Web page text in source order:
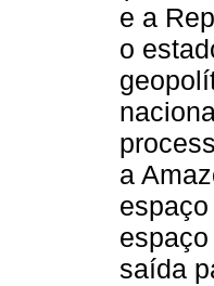
e a
o
a
espaço
saída